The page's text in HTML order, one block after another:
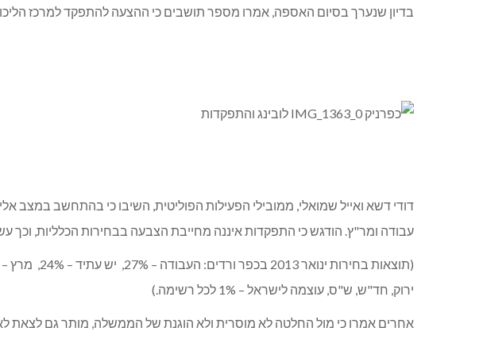
בדיון שנערך בסיום האספה, אמרו מספר תושבים כי ההצעה להתפקד למרכז
דודי דשא ואייל שמואלי, ממובילי הפעילות הפוליטית, השיבו כי בהתחשב במצב
עבודה ומר"ץ. הודגש כי התפקדות איננה מחייבת הצבעה בבחירות הכלליות, וכך
ירוק, חד"ש, ש"ס, עוצמה לישראל – 1% לכל רשימה.)
אחרים אמרו כי מול החלטה לא מוסרית ולא הוגנת של הממשלה, מותר גם לצאת